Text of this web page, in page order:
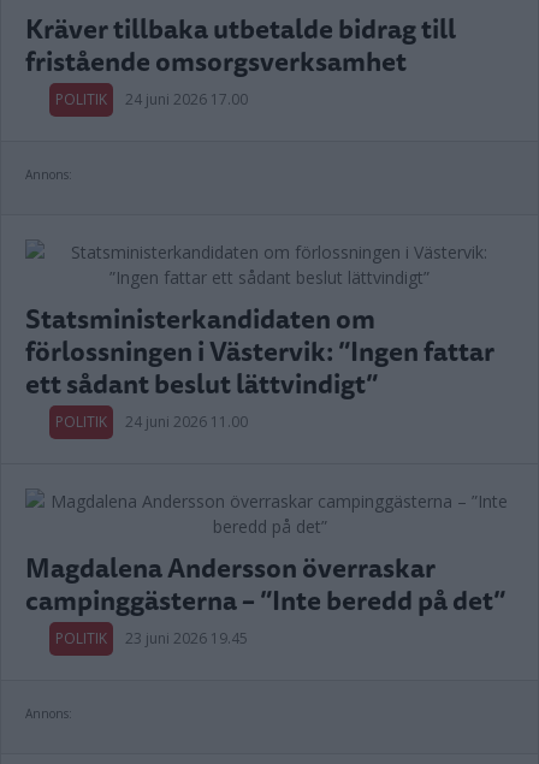
Kräver tillbaka utbetalde bidrag till
fristående omsorgsverksamhet
POLITIK 24 juni 2026 17.00
Annons:
Statsministerkandidaten om
förlossningen i Västervik: ”Ingen fattar
ett sådant beslut lättvindigt”
POLITIK 24 juni 2026 11.00
Magdalena Andersson överraskar
campinggästerna – ”Inte beredd på det”
POLITIK 23 juni 2026 19.45
Annons: